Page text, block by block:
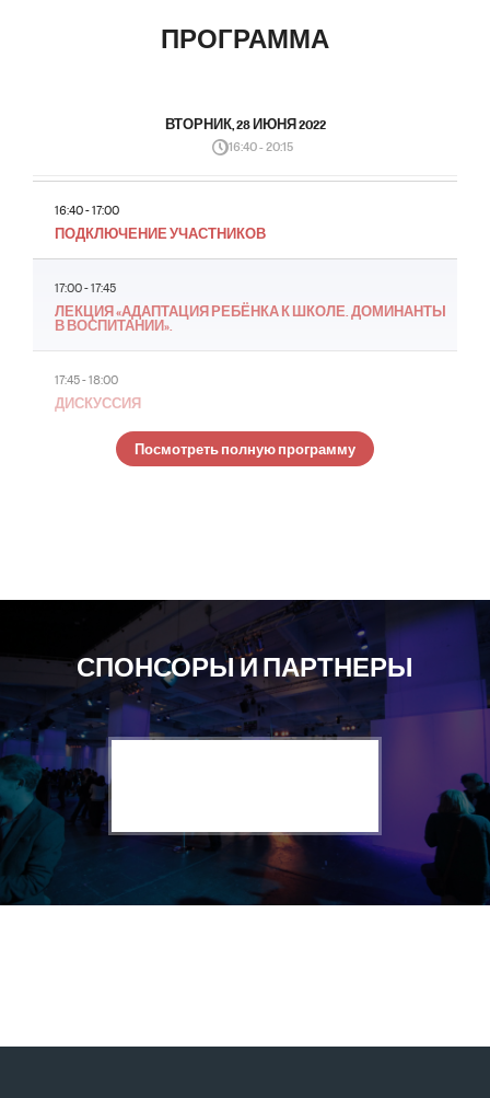
ПРОГРАММА
ВТОРНИК, 28 ИЮНЯ 2022
16:40 - 20:15
16:40 - 17:00
ПОДКЛЮЧЕНИЕ УЧАСТНИКОВ
17:00 - 17:45
ЛЕКЦИЯ «АДАПТАЦИЯ РЕБЁНКА К ШКОЛЕ. ДОМИНАНТЫ
В ВОСПИТАНИИ».
17:45 - 18:00
ДИСКУССИЯ
Посмотреть полную программу
СПОНСОРЫ И ПАРТНЕРЫ